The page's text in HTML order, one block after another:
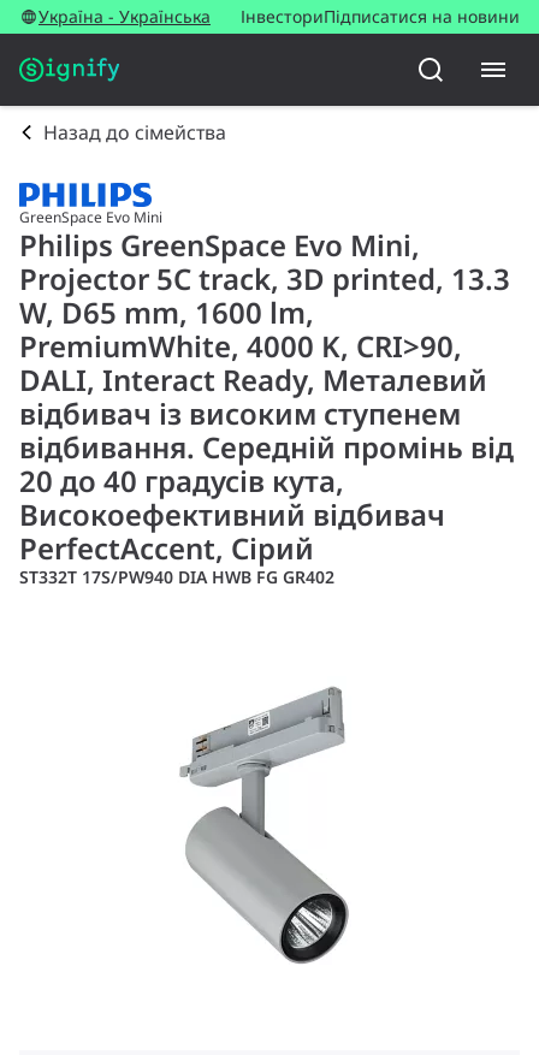
Україна - Українська ІнвесториПідписатися на новини
Назад до сімейства
GreenSpace Evo Mini
Philips GreenSpace Evo Mini,
Projector 5C track, 3D printed, 13.3
W, D65 mm, 1600 lm,
PremiumWhite, 4000 K, CRI>90,
DALI, Interact Ready, Металевий
відбивач із високим ступенем
відбивання. Середній промінь від
20 до 40 градусів кута,
Високоефективний відбивач
PerfectAccent, Сірий
ST332T 17S/PW940 DIA HWB FG GR402